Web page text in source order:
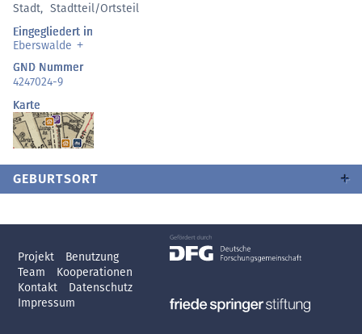
Stadt, Stadtteil/Ortsteil
Eingegliedert in
Eberswalde
GND Nummer
4247024-9
Karte
GEBURTSORT
Projekt
Benutzung
Team
Kooperationen
Kontakt
Datenschutz
Impressum